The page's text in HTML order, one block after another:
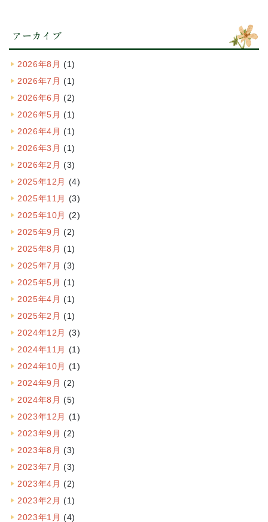
アーカイブ
2026年8月 (1)
2026年7月 (1)
2026年6月 (2)
2026年5月 (1)
2026年4月 (1)
2026年3月 (1)
2026年2月 (3)
2025年12月 (4)
2025年11月 (3)
2025年10月 (2)
2025年9月 (2)
2025年8月 (1)
2025年7月 (3)
2025年5月 (1)
2025年4月 (1)
2025年2月 (1)
2024年12月 (3)
2024年11月 (1)
2024年10月 (1)
2024年9月 (2)
2024年8月 (5)
2023年12月 (1)
2023年9月 (2)
2023年8月 (3)
2023年7月 (3)
2023年4月 (2)
2023年2月 (1)
2023年1月 (4)